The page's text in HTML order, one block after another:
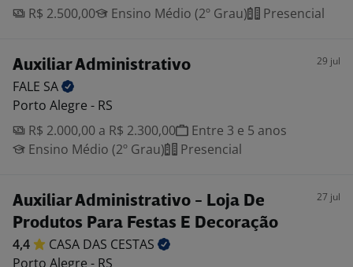
R$ 2.500,00
Ensino Médio (2º Grau) Presencial
Auxiliar Administrativo 29 jul
FALE SA
Porto Alegre - RS
R$ 2.000,00 a R$ 2.300,00
Entre 3 e 5 anos
Ensino Médio (2º Grau)
Presencial
Auxiliar Administrativo - Loja De
Produtos Para Festas E Decoração
27 jul
4,4 CASA DAS CESTAS
Porto Alegre - RS